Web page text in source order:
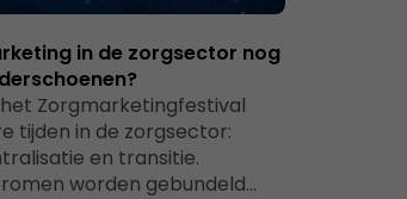
in de zorgsector nog
Zorgmarketingfestival
tijden in de zorgsector:
en transitie.
worden gebundeld…